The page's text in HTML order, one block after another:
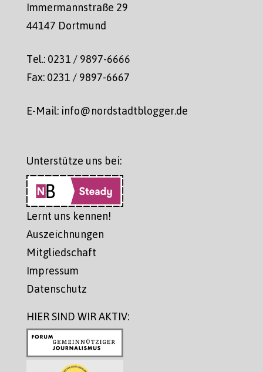
Immermannstraße 29
44147 Dortmund
Tel.: 0231 / 9897-6666
Fax: 0231 / 9897-6667
E-Mail: info@nordstadtblogger.de
Unterstütze uns bei:
Lernt uns kennen!
Auszeichnungen
Mitgliedschaft
Impressum
Datenschutz
HIER SIND WIR AKTIV: